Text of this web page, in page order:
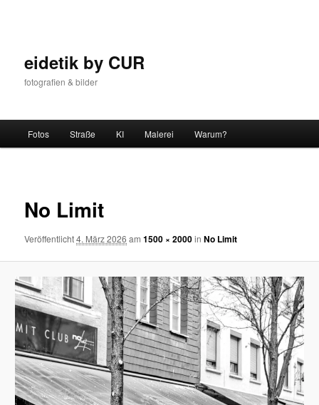
eidetik by CUR
fotografien & bilder
Fotos Straße KI Malerei Warum?
No Limit
Veröffentlicht4. März 2026 am1500 × 2000inNo Limit